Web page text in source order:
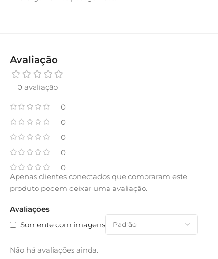
Avaliação
0 avaliação
0
0
0
0
0
Avaliações
Somente com imagens
Não há avaliações ainda.
Apenas clientes conectados que compraram este
produto podem deixar uma avaliação.